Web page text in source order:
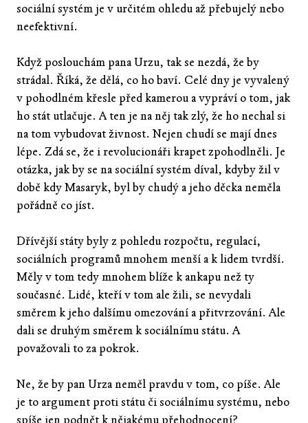
sociální systém je v určitém ohledu až přebujelý nebo
neefektivní.
Když poslouchám pana Urzu, tak se nezdá, že by
strádal. Říká, že dělá, co ho baví. Celé dny je vyvalený
v pohodlném křesle před kamerou a vypráví o tom, jak
ho stát utlačuje. A ten je na něj tak zlý, že ho nechal si
na tom vybudovat živnost. Nejen chudí se mají dnes
lépe. Zdá se, že i revolucionáři krapet zpohodlněli. Je
otázka, jak by se na sociální systém díval, kdyby žil v
době kdy Masaryk, byl by chudý a jeho děcka neměla
pořádně co jíst.
Dřívější státy byly z pohledu rozpočtu, regulací,
sociálních programů mnohem menší a k lidem tvrdší.
Měly v tom tedy mnohem blíže k ankapu než ty
současné. Lidé, kteří v tom ale žili, se nevydali
směrem k jeho dalšímu omezování a přitvrzování. Ale
dali se druhým směrem k sociálnímu státu. A
považovali to za pokrok.
Ne, že by pan Urza neměl pravdu v tom, co píše. Ale
je to argument proti státu či sociálnímu systému, nebo
spíše jen podnět k nějakému přehodnocení?